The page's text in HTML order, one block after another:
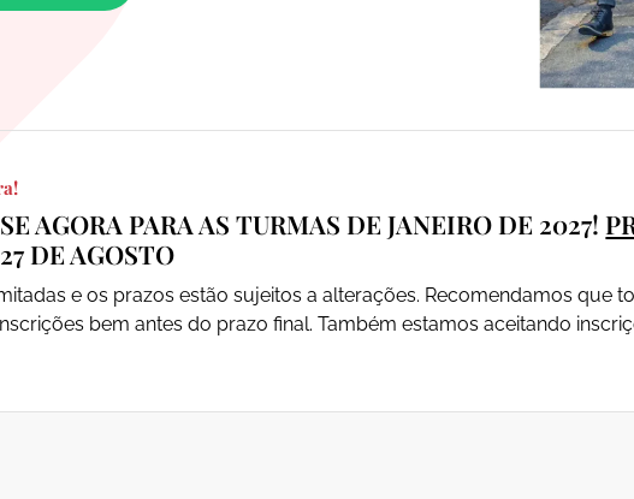
AGORA PARA AS TURMAS DE JANEIRO DE 2027!
DE AGOSTO
e os prazos estão sujeitos a alterações. Recomendamos que
bem antes do prazo final. Também estamos aceitando